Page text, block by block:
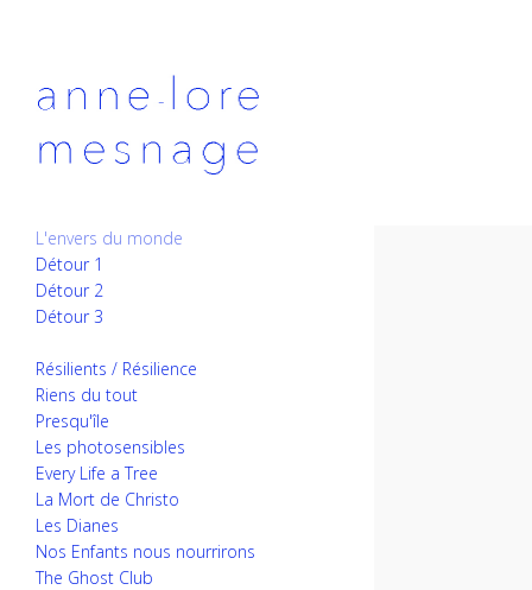
L'envers du monde
Détour 1
Détour 2
Détour 3
Résilients / Résilience
Riens du tout
Presqu'île
Les photosensibles
Every Life a Tree
La Mort de Christo
Les Dianes
Nos Enfants nous nourrirons
The Ghost Club